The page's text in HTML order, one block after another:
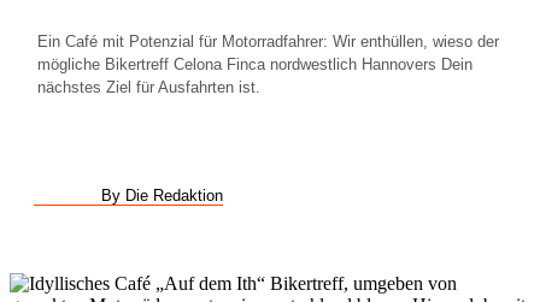
Ein Café mit Potenzial für Motorradfahrer: Wir enthüllen, wieso der
mögliche Bikertreff Celona Finca nordwestlich Hannovers Dein
nächstes Ziel für Ausfahrten ist.
By Die Redaktion